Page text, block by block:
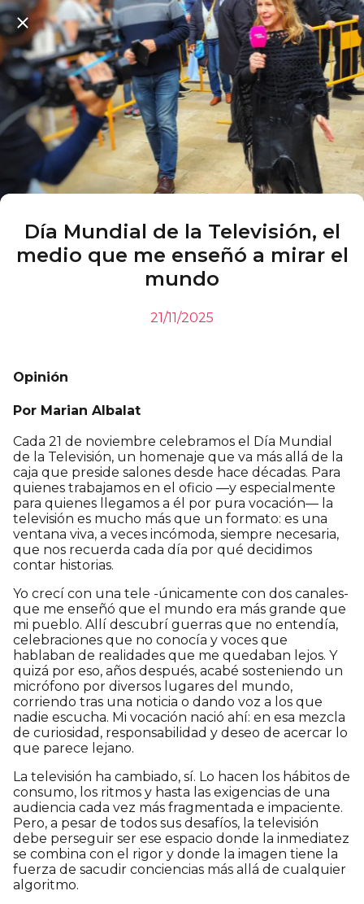
Día Mundial de la Televisión, el
medio que me enseñó a mirar el
mundo
21/11/2025
Opinión
Por Marian Albalat
Cada 21 de noviembre celebramos el Día Mundial
de la Televisión, un homenaje que va más allá de la
caja que preside salones desde hace décadas. Para
quienes trabajamos en el oficio —y especialmente
para quienes llegamos a él por pura vocación— la
televisión es mucho más que un formato: es una
ventana viva, a veces incómoda, siempre necesaria,
que nos recuerda cada día por qué decidimos
contar historias.
Yo crecí con una tele -únicamente con dos canales-
que me enseñó que el mundo era más grande que
mi pueblo. Allí descubrí guerras que no entendía,
celebraciones que no conocía y voces que
hablaban de realidades que me quedaban lejos. Y
quizá por eso, años después, acabé sosteniendo un
micrófono por diversos lugares del mundo,
corriendo tras una noticia o dando voz a los que
nadie escucha. Mi vocación nació ahí: en esa mezcla
de curiosidad, responsabilidad y deseo de acercar lo
que parece lejano.
La televisión ha cambiado, sí. Lo hacen los hábitos de
consumo, los ritmos y hasta las exigencias de una
audiencia cada vez más fragmentada e impaciente.
Pero, a pesar de todos sus desafíos, la televisión
debe perseguir ser ese espacio donde la inmediatez
se combina con el rigor y donde la imagen tiene la
fuerza de sacudir conciencias más allá de cualquier
algoritmo.